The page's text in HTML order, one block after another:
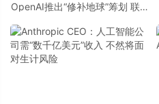
OpenAI推出“修补地球”筹划 联手
丁